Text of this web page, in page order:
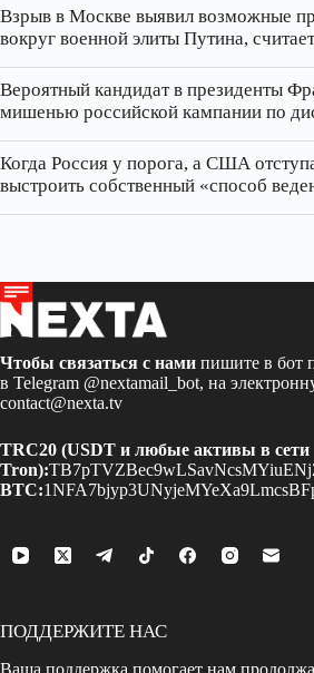
Взрыв в Москве выявил возможные
вокруг военной элиты Путина,
Вероятный кандидат в президенты
мишенью российской кампании по
Когда Россия у порога, а США
выстроить собственный «способ
Чтобы связаться с нами пишите в бот
в Telegram @nextamail_bot, на
contact@nexta.tv
TRC20 (USDT и любые активы в сети
Tron):
BTC:
ПОДДЕРЖИТЕ НАС
Ваша поддержка помогает нам